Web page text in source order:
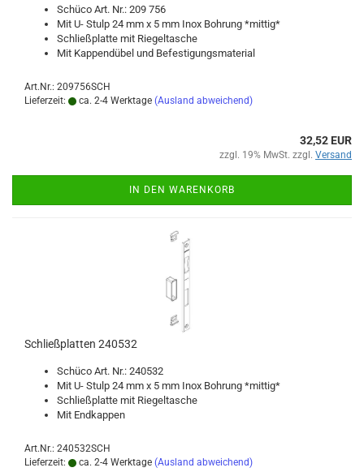
Schü­co Art. Nr.: 209 756
Mit U- Stulp 24 mm x 5 mm Inox Boh­rung *mit­tig*
Schließ­plat­te mit Rie­gel­ta­sche
Mit Kap­pend­ü­bel und Be­fes­ti­gungs­ma­te­ri­al
Art.Nr.: 209756SCH
Lieferzeit:
ca. 2-4 Werktage (Ausland abweichend)
32,52 EUR
zzgl. 19% MwSt. zzgl. Versand
IN DEN WARENKORB
Schließ­plat­ten 240532
Schü­co Art. Nr.: 240532
Mit U- Stulp 24 mm x 5 mm Inox Boh­rung *mit­tig*
Schließ­plat­te mit Rie­gel­ta­sche
Mit End­kap­pen
Art.Nr.: 240532SCH
Lieferzeit:
ca. 2-4 Werktage (Ausland abweichend)